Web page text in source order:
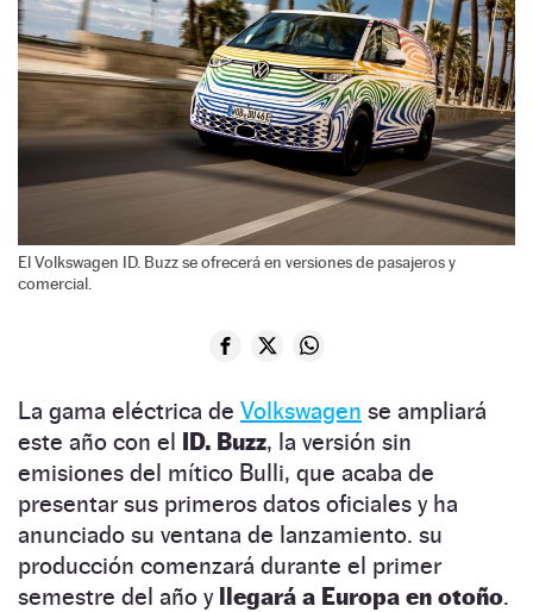
El Volkswagen ID. Buzz se ofrecerá en versiones de pasajeros y
comercial.
La gama eléctrica de Volkswagen se ampliará
este año con el ID. Buzz, la versión sin
emisiones del mítico Bulli, que acaba de
presentar sus primeros datos oficiales y ha
anunciado su ventana de lanzamiento. su
producción comenzará durante el primer
semestre del año y llegará a Europa en otoño.